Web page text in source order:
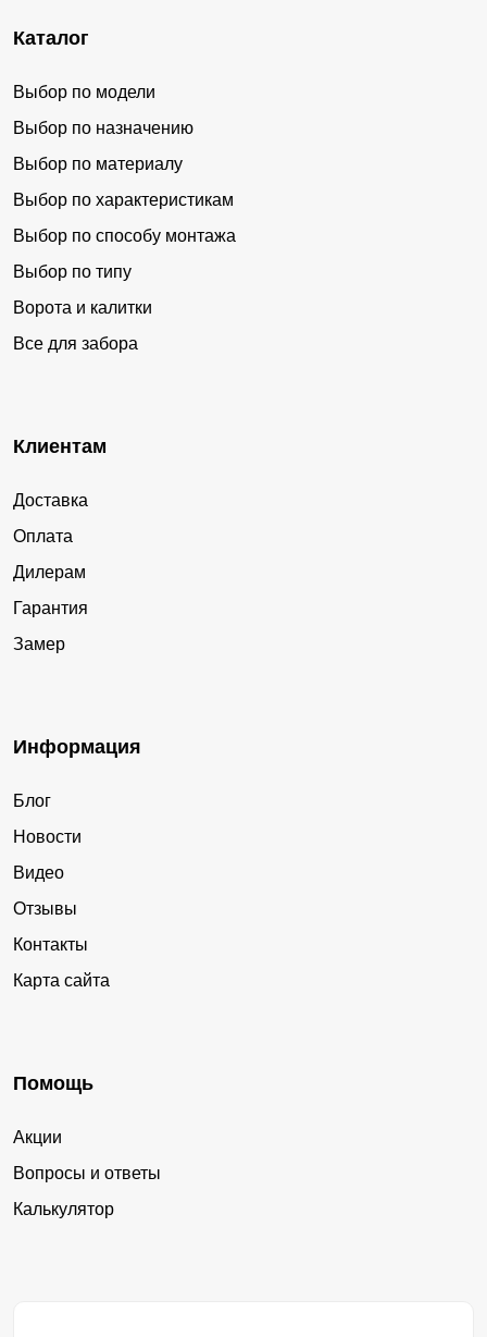
Каталог
Выбор по модели
Выбор по назначению
Выбор по материалу
Выбор по характеристикам
Выбор по способу монтажа
Выбор по типу
Ворота и калитки
Все для забора
Клиентам
Доставка
Оплата
Дилерам
Гарантия
Замер
Информация
Блог
Новости
Видео
Отзывы
Контакты
Карта сайта
Помощь
Акции
Вопросы и ответы
Калькулятор